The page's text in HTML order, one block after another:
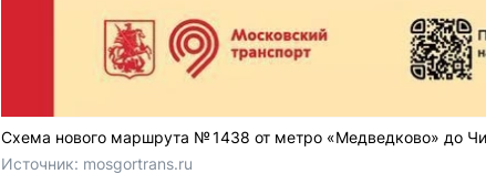
Схема нового маршрута № 1438 от метро «Медведково» до
Источник: mosgortrans.ru